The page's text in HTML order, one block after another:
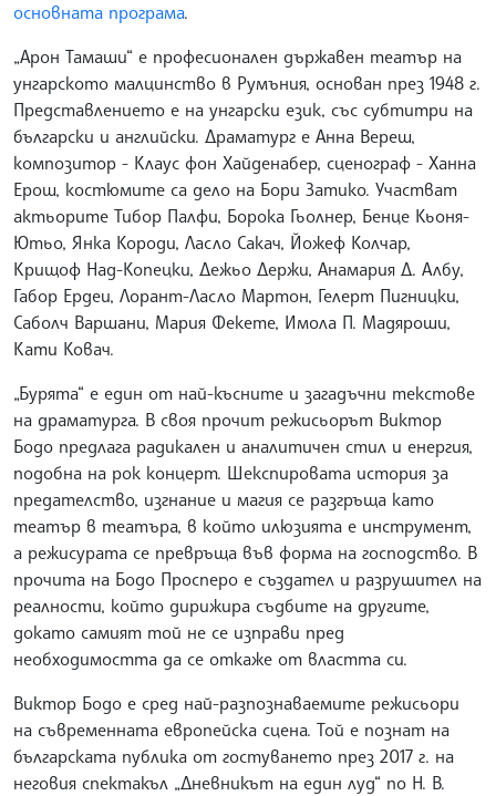
основната програма.
„Арон Тамаши“ e професионален държавен театър на
унгарското малцинство в Румъния, основан през 1948 г.
Представлението е на унгарски език, със субтитри на
български и английски. Драматург е Анна Вереш,
композитор - Клаус фон Хайденабер, сценограф - Ханна
Ерош, костюмите са дело на Бори Затико. Участват
актьорите Тибор Палфи, Борока Гьолнер, Бенце Кьоня-
Ютьо, Янка Короди, Ласло Сакач, Йожеф Колчар,
Крищоф Над-Копецки, Дежьо Держи, Анамария Д. Албу,
Габор Ердеи, Лорант-Ласло Мартон, Гелерт Пигницки,
Саболч Варшани, Мария Фекете, Имола П. Мадяроши,
Кати Ковач.
„Бурята“ е един от най-късните и загадъчни текстове
на драматурга. В своя прочит режисьорът Виктор
Бодо предлага радикален и аналитичен стил и енергия,
подобна на рок концерт. Шекспировата история за
предателство, изгнание и магия се разгръща като
театър в театъра, в който илюзията е инструмент,
а режисурата се превръща във форма на господство. В
прочита на Бодо Просперо е създател и разрушител на
реалности, който дирижира съдбите на другите,
докато самият той не се изправи пред
необходимостта да се откаже от властта си.
Виктор Бодо е сред най-разпознаваемите режисьори
на съвременната европейска сцена. Той е познат на
българската публика от гостуването през 2017 г. на
неговия спектакъл „Дневникът на един луд“ по Н. В.